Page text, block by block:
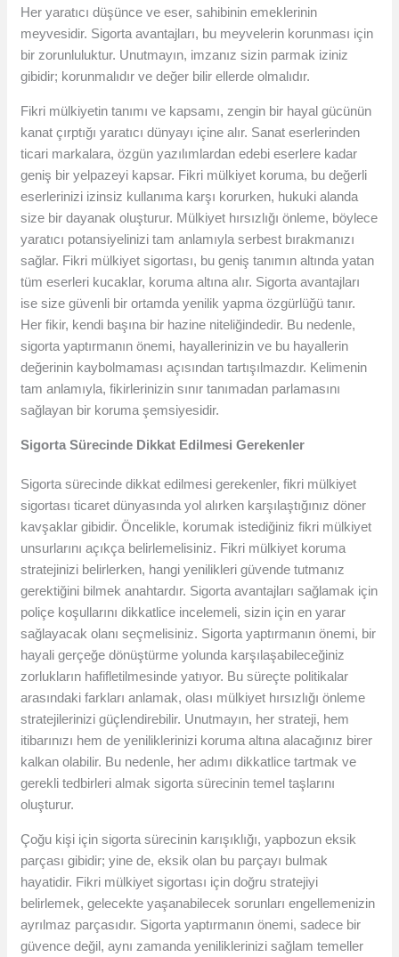
Her yaratıcı düşünce ve eser, sahibinin emeklerinin
meyvesidir. Sigorta avantajları, bu meyvelerin korunması için
bir zorunluluktur. Unutmayın, imzanız sizin parmak iziniz
gibidir; korunmalıdır ve değer bilir ellerde olmalıdır.
Fikri mülkiyetin tanımı ve kapsamı, zengin bir hayal gücünün
kanat çırptığı yaratıcı dünyayı içine alır. Sanat eserlerinden
ticari markalara, özgün yazılımlardan edebi eserlere kadar
geniş bir yelpazeyi kapsar. Fikri mülkiyet koruma, bu değerli
eserlerinizi izinsiz kullanıma karşı korurken, hukuki alanda
size bir dayanak oluşturur. Mülkiyet hırsızlığı önleme, böylece
yaratıcı potansiyelinizi tam anlamıyla serbest bırakmanızı
sağlar. Fikri mülkiyet sigortası, bu geniş tanımın altında yatan
tüm eserleri kucaklar, koruma altına alır. Sigorta avantajları
ise size güvenli bir ortamda yenilik yapma özgürlüğü tanır.
Her fikir, kendi başına bir hazine niteliğindedir. Bu nedenle,
sigorta yaptırmanın önemi, hayallerinizin ve bu hayallerin
değerinin kaybolmaması açısından tartışılmazdır. Kelimenin
tam anlamıyla, fikirlerinizin sınır tanımadan parlamasını
sağlayan bir koruma şemsiyesidir.
Sigorta Sürecinde Dikkat Edilmesi Gerekenler
Sigorta sürecinde dikkat edilmesi gerekenler, fikri mülkiyet
sigortası ticaret dünyasında yol alırken karşılaştığınız döner
kavşaklar gibidir. Öncelikle, korumak istediğiniz fikri mülkiyet
unsurlarını açıkça belirlemelisiniz. Fikri mülkiyet koruma
stratejinizi belirlerken, hangi yenilikleri güvende tutmanız
gerektiğini bilmek anahtardır. Sigorta avantajları sağlamak için
poliçe koşullarını dikkatlice incelemeli, sizin için en yarar
sağlayacak olanı seçmelisiniz. Sigorta yaptırmanın önemi, bir
hayali gerçeğe dönüştürme yolunda karşılaşabileceğiniz
zorlukların hafifletilmesinde yatıyor. Bu süreçte politikalar
arasındaki farkları anlamak, olası mülkiyet hırsızlığı önleme
stratejilerinizi güçlendirebilir. Unutmayın, her strateji, hem
itibarınızı hem de yeniliklerinizi koruma altına alacağınız birer
kalkan olabilir. Bu nedenle, her adımı dikkatlice tartmak ve
gerekli tedbirleri almak sigorta sürecinin temel taşlarını
oluşturur.
Çoğu kişi için sigorta sürecinin karışıklığı, yapbozun eksik
parçası gibidir; yine de, eksik olan bu parçayı bulmak
hayatidir. Fikri mülkiyet sigortası için doğru stratejiyi
belirlemek, gelecekte yaşanabilecek sorunları engellemenizin
ayrılmaz parçasıdır. Sigorta yaptırmanın önemi, sadece bir
güvence değil, aynı zamanda yeniliklerinizi sağlam temeller